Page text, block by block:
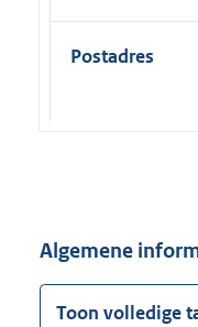
Postadres
Algemene
Toon volledige